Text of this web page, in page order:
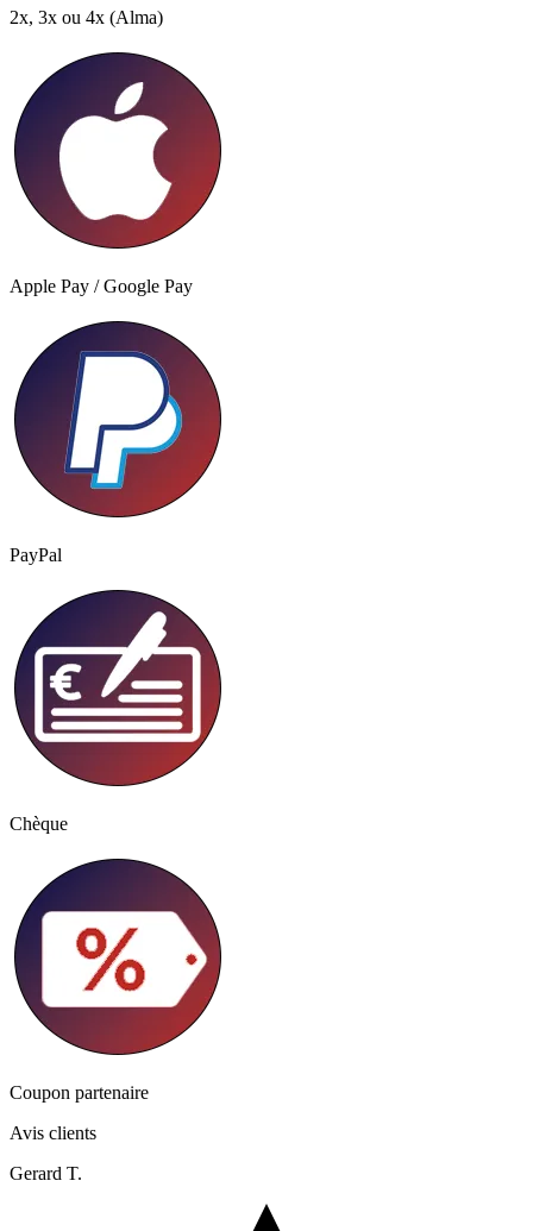
2x, 3x ou 4x (Alma)
Apple Pay / Google Pay
PayPal
Chèque
Coupon partenaire
Avis clients
Gerard T.